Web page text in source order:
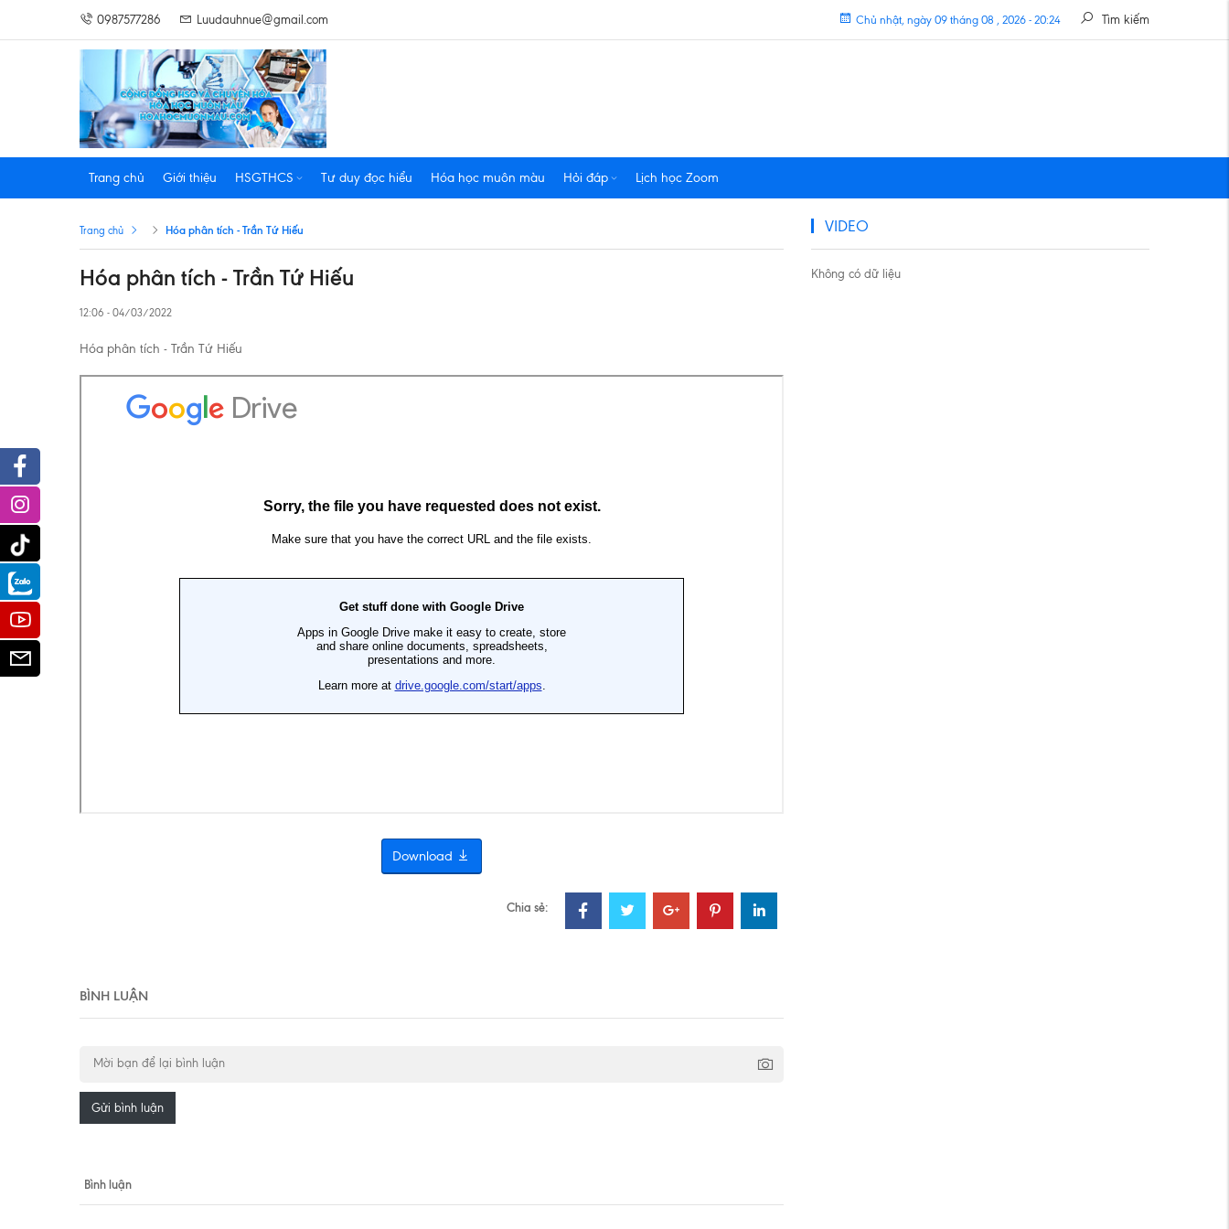
0987577286 Luudauhnue@gmail.com Tìm kiếm
Chủ nhật, ngày 09 tháng 08 , 2026 - 20:24
Trang chủ Giới thiệu HSGTHCS Tư duy đọc hiểu Hóa học muôn màu Hỏi đáp Lịch học Zoom
Trang chủ Hóa phân tích - Trần Tứ Hiếu
Hóa phân tích - Trần Tứ Hiếu
12:06 - 04/03/2022
Hóa phân tích - Trần Tứ Hiếu
Download
Chia sẻ:
BÌNH LUẬN
Gửi bình luận
Bình luận
VIDEO
Không có dữ liệu